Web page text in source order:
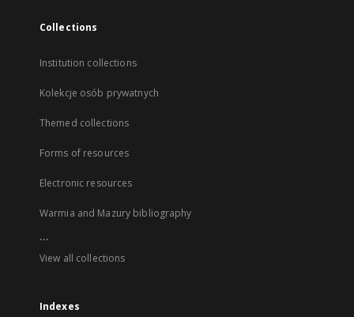
Collections
Institution collections
Kolekcje osób prywatnych
Themed collections
Forms of resources
Electronic resources
Warmia and Mazury bibliography
...
View all collections
Indexes